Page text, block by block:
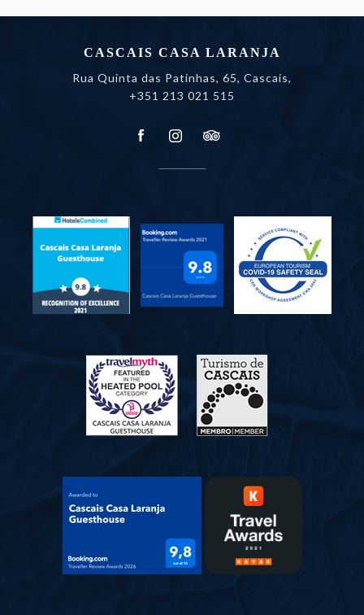
CASCAIS CASA LARANJA
Rua Quinta das Patinhas, 65, Cascais,
+351 213 021 515